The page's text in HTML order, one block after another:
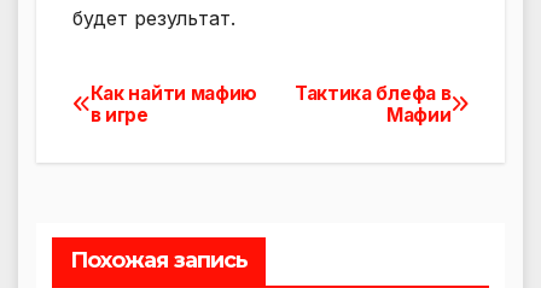
будет результат.
Навигация
по
Тактика блефа в
Мафии
Как найти мафию
в игре
Похожая запись